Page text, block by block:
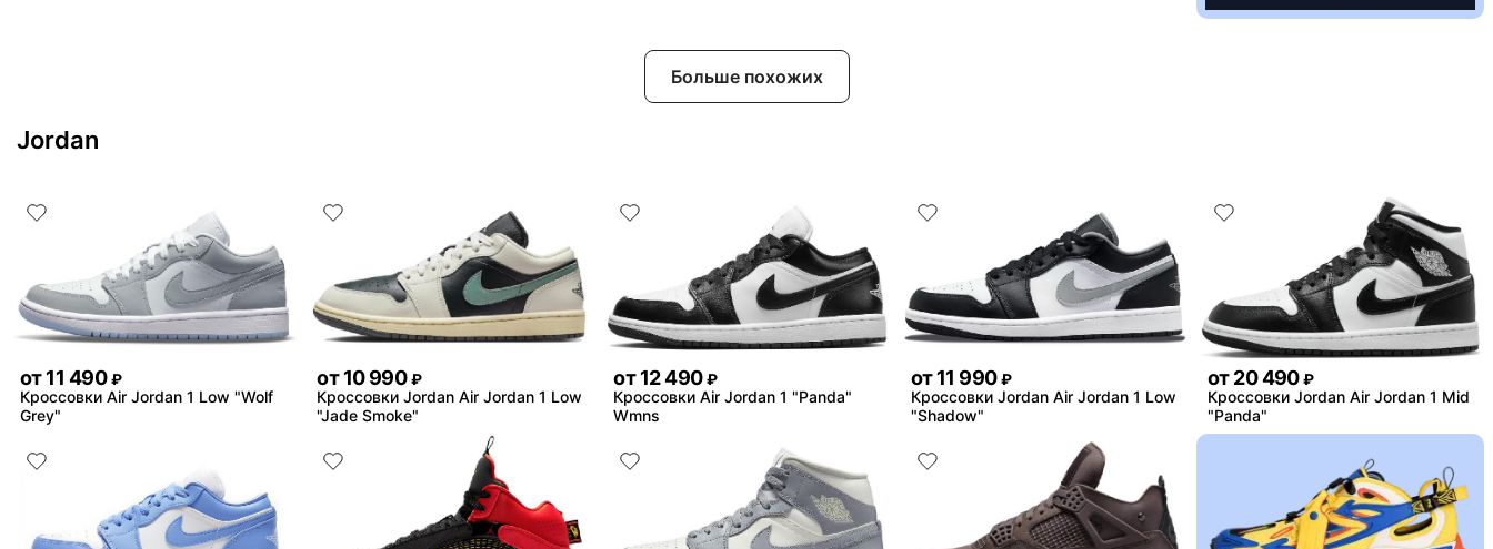
Больше похожих
Jordan
от11 490 ₽
Кроссовки Air Jordan 1 Low "Wolf
Grey"
от 10 990 ₽
Кроссовки Jordan Air Jordan 1 Low
"Jade Smoke"
от 12 490 ₽
Кроссовки Air Jordan 1 "Panda"
Wmns
от 11 990 ₽
Кроссовки Jordan Air Jordan 1 Low
"Shadow"
от 20 490 ₽
Кроссовки Jordan Air Jordan 1 Mid
"Panda"